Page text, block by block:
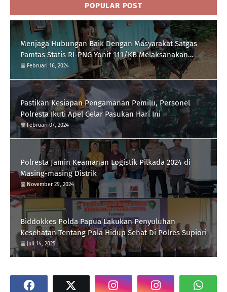
POPULAR POST
Menjaga Hubungan Baik Dengan Masyarakat Satgas
Pamtas Statis RI-PNG Yonif 111/KB Melaksanakan
Silaturrahmi
Februari 16, 2024
Pastikan Kesiapan Pengamanan Pemilu, Personel
Polresta Ikuti Apel Gelar Pasukan Hari Ini
Februari 07, 2024
Polresta Jamin Keamanan Logistik Pilkada 2024 di
Masing-masing Distrik
November 29, 2024
Biddokkes Polda Papua Lakukan Penyuluhan
Kesehatan Tentang Pola Hidup Sehat Di Polres Supiori
Juli 14, 2025